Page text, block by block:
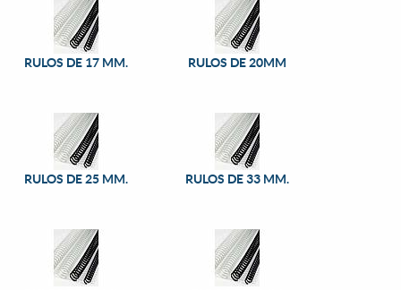
RULOS DE 17 MM. RULOS DE 20MM
RULOS DE 25 MM. RULOS DE 33 MM.